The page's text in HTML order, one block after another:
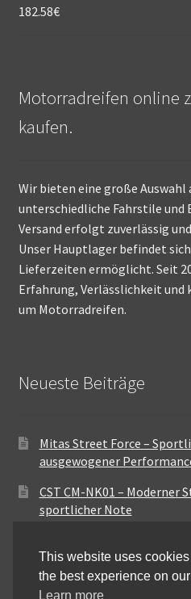
182.58€
Motorradreifen online
kaufen.
Wir bieten eine große
unterschiedliche Fahrstile und
Versand erfolgt zuverlässig
Unser Hauptlager befindet
Lieferzeiten ermöglicht. Seit
Erfahrung, Verlässlichkeit und
um Motorradreifen.
Neueste Beiträge
Mitas Street Force –
ausgewogener
CST CM-NK01 – Moderner
sportlicher Note
Maxxis MA-ST3 –
für vielseitige Einsätze
Pirelli City Demon –
This website uses
the best experience on
Learn more